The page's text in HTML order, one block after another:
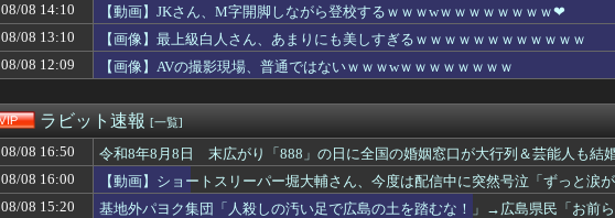
公園で海老剥いて食べてたらこうなるwww
【画像】爆乳のオタク女さん、うっかりインタビューを受けてしまうｗｗｗwｗｗｗｗ...
【画像】セブンイレブン、ついに神商品を販売ｗｗｗ
【悲報】九州名物の鶏刺しを食べた医師、全身麻痺になり車椅子生活「死んだ方が良い...
【悲報】ダウンタウン浜田さん、差別発言と受け取られる一言で炎上ｗｗｗｗ
【悲報】田中みな実(39)、妊娠して顔が別人のように変わる
【ひぇ】PTA会長「PTA参加拒否した親へ最終警告。こうなってもいい？」
184㎝63㎏ワイ「日本のボクサーとかチビガリばっかりやし入門すれば無双できる...
【画像】新聞さん、壮大な縦読みを仕込んでしまう・・・
【朗報】ちいかわモモンガきっかけで精通する男児続出の夏wwwww
08/08 14:10
【動画】JKさん、M字開脚しながら登校するｗｗｗwｗｗｗｗｗｗｗｗ❤
08/08 13:10
【画像】最上級白人さん、あまりにも美しすぎるｗｗｗｗｗｗｗｗｗｗｗｗ
08/08 12:09
【画像】AVの撮影現場、普通ではないｗｗｗwｗｗｗｗｗｗｗｗ
ラビット速報 [一覧]
08/08 16:50
令和8年8月8日 末広がり「888」の日に全国の婚姻窓口が大行列＆芸能人も結
08/08 16:00
【動画】ショートスリーパー堀大輔さん、今度は配信中に突然号泣「ずっと涙が
08/08 15:20
基地外パヨク集団「人殺しの汚い足で広島の土を踏むな！」→広島県民「お前